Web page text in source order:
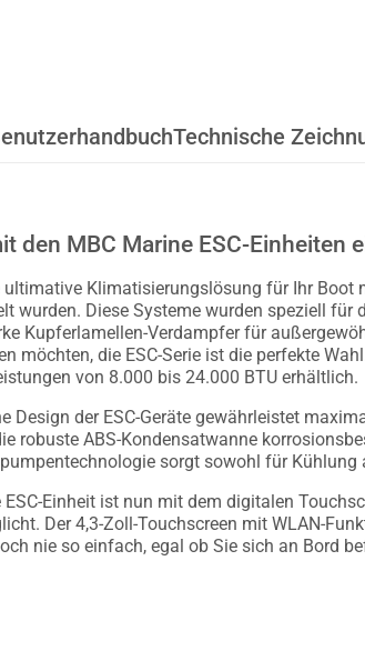
Technische
den MBC Marine ESC-Einheiten
ultimative Klimatisierungslösung für Ihr
wurden. Diese Systeme wurden speziell
Kupferlamellen-Verdampfer für
möchten, die ESC-Serie ist die perfekte
von 8.000 bis 24.000 BTU erhältlich.
Design der ESC-Geräte gewährleistet
robuste ABS-Kondensatwanne
sorgt sowohl für
Einheit ist nun mit dem digitalen
Der 4,3-Zoll-Touchscreen mit WLAN-
nie so einfach, egal ob Sie sich an Bord